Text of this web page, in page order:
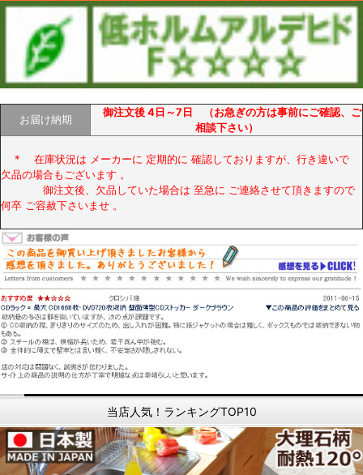
お届け納期
御注文後 4日～7日
（お急ぎの方は事前にご確認、ご
相談下さい）
* 在庫状況は メーカーに 定期的に 確認しておりますが、行き違いで
欠品の場合もございます 。
御注文後、欠品していた場合は 至急に ご連絡させて頂きますので
何卒 ご容赦下さいませ 。
当店人気！ランキングTOP10